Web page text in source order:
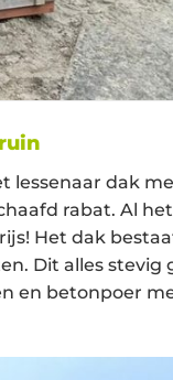
lessenaar dak
rabat. Al
Het dak
Dit alles stevig
en betonpoer